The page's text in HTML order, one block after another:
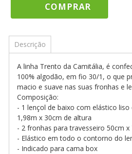
COMPRAR
Descrição
A linha Trento da Camitália, é
100% algodão, em fio 30/1, o que
macio e suave nas suas fronhas e
Composição:
- 1 lençol de baixo com elástico liso
1,98m x 30cm de altura
- 2 fronhas para travesseiro 50cm x
- Elástico em todo o contorno do
- Indicado para cama box